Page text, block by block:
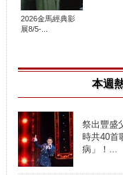
2026金馬經典影
展8/5-...
本週
祭出豐盛
時共40首
病」！...